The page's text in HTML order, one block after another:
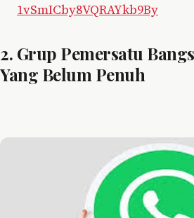
1vSmICby8VQRAYkb9By
2. Grup Pemersatu
Yang Belum Penuh